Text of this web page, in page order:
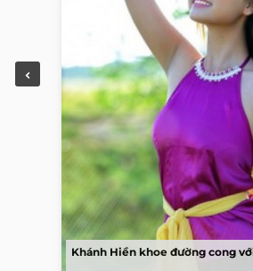
Khánh Hiền khoe đường cong